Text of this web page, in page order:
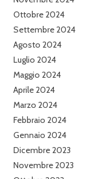
Ottobre 2024
Settembre 2024
Agosto 2024
Luglio 2024
Maggio 2024
Aprile 2024
Marzo 2024
Febbraio 2024
Gennaio 2024
Dicembre 2023
Novembre 2023